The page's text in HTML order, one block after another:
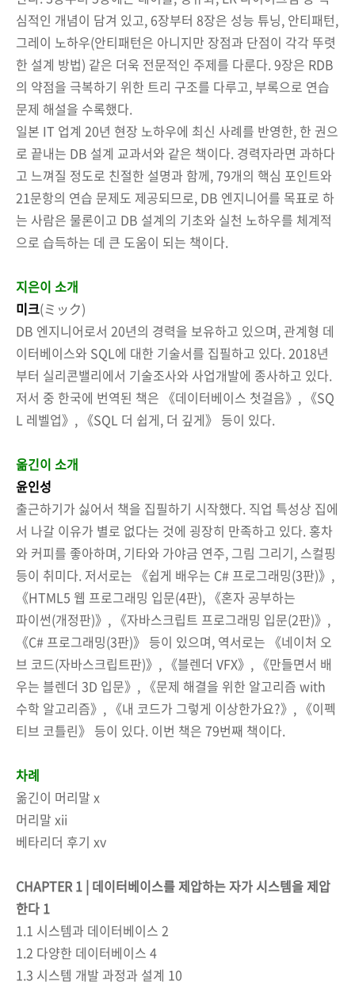
심적인 개념이 담겨 있고, 6장부터 8장은 성능 튜닝, 안티패턴,
그레이 노하우(안티패턴은 아니지만 장점과 단점이 각각 뚜렷
한 설계 방법) 같은 더욱 전문적인 주제를 다룬다. 9장은 RDB
의 약점을 극복하기 위한 트리 구조를 다루고, 부록으로 연습
문제 해설을 수록했다.
일본 IT 업계 20년 현장 노하우에 최신 사례를 반영한, 한 권으
로 끝내는 DB 설계 교과서와 같은 책이다. 경력자라면 과하다
고 느껴질 정도로 친절한 설명과 함께, 79개의 핵심 포인트와
21문항의 연습 문제도 제공되므로, DB 엔지니어를 목표로 하
는 사람은 물론이고 DB 설계의 기초와 실천 노하우를 체계적
으로 습득하는 데 큰 도움이 되는 책이다.
지은이 소개
미크(ミック)
DB 엔지니어로서 20년의 경력을 보유하고 있으며, 관계형 데
이터베이스와 SQL에 대한 기술서를 집필하고 있다. 2018년
부터 실리콘밸리에서 기술조사와 사업개발에 종사하고 있다.
저서 중 한국에 번역된 책은 《데이터베이스 첫걸음》, 《SQ
L 레벨업》, 《SQL 더 쉽게, 더 깊게》 등이 있다.
옮긴이 소개
윤인성
출근하기가 싫어서 책을 집필하기 시작했다. 직업 특성상 집에
서 나갈 이유가 별로 없다는 것에 굉장히 만족하고 있다. 홍차
와 커피를 좋아하며, 기타와 가야금 연주, 그림 그리기, 스컬핑
등이 취미다. 저서로는 《쉽게 배우는 C# 프로그래밍(3판)》,
《HTML5 웹 프로그래밍 입문(4판), 《혼자 공부하는
파이썬(개정판)》, 《자바스크립트 프로그래밍 입문(2판)》,
《C# 프로그래밍(3판)》 등이 있으며, 역서로는 《네이처 오
브 코드(자바스크립트판)》, 《블렌더 VFX》, 《만들면서 배
우는 블렌더 3D 입문》, 《문제 해결을 위한 알고리즘 with
수학 알고리즘》, 《내 코드가 그렇게 이상한가요?》, 《이펙
티브 코틀린》 등이 있다. 이번 책은 79번째 책이다.
차례
옮긴이 머리말 x
머리말 xii
베타리더 후기 xv
CHAPTER 1 | 데이터베이스를 제압하는 자가 시스템을 제압
한다 1
1.1 시스템과 데이터베이스 2
1.2 다양한 데이터베이스 4
1.3 시스템 개발 과정과 설계 10